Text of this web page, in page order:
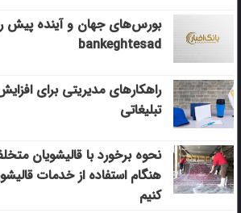
بورس‌های جهان و آینده پیش
bankeghtesad
راهکارهای مدیریتی برای
تبلیغاتی
نحوه برخورد با قالیشویان
هنگام استفاده از خدمات
کنیم